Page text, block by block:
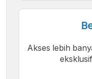
Akses lebih